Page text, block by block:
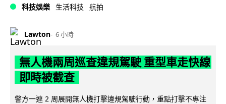
科技娛樂 生活科技 航拍
Lawton 6 小時
無人機兩周巡查違規駕駛 重型車走快線
即時被截查
警方一連 2 周展開無人機打擊違規駕駛行動，重點打擊不專注